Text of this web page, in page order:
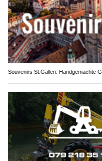
Souvenirs St.Gallen: Handgemachte